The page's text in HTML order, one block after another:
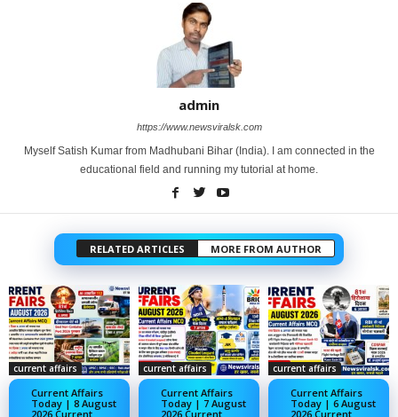
admin
https://www.newsviralsk.com
Myself Satish Kumar from Madhubani Bihar (India). I am connected in the
educational field and running my tutorial at home.
RELATED ARTICLES MORE FROM AUTHOR
current affairs
Current Affairs
Today | 8 August
2026 Current
current affairs
Current Affairs
Today | 7 August
2026 Current
current affairs
Current Affairs
Today | 6 August
2026 Current